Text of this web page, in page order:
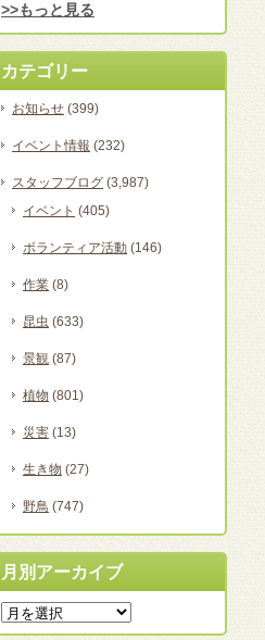
>>もっと見る
カテゴリー
お知らせ (399)
イベント情報 (232)
スタッフブログ (3,987)
イベント (405)
ボランティア活動 (146)
作業 (8)
昆虫 (633)
景観 (87)
植物 (801)
災害 (13)
生き物 (27)
野鳥 (747)
月別アーカイブ